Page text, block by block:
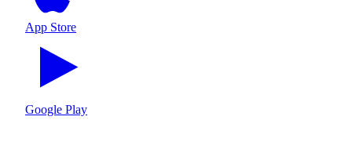
App Store
Google Play